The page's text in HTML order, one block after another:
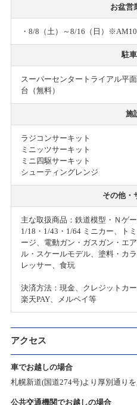
お盆営
・8/8（土）～8/16（日）
駐
スーパーセンタートライアル平
台（無料）
施
ラジコンサーキット
ミニッツサーキット
ミニ四駆サーキット
シューティングレンジ
その他・
主な取扱商品：鉄道模型・Ｎゲ
1/18・1/43・1/64 ミニカー、ト
ージ、電動ガン・ガスガン・エ
ル・スケールモデル、塗料・カ
レッサー、食玩
決済方法：現金、クレジットカー
楽天PAY、メルペイ等
アクセス
車でお越しの場合
札幌新道(国道274号)より厚別通り
公共交通機関でお越しの場合